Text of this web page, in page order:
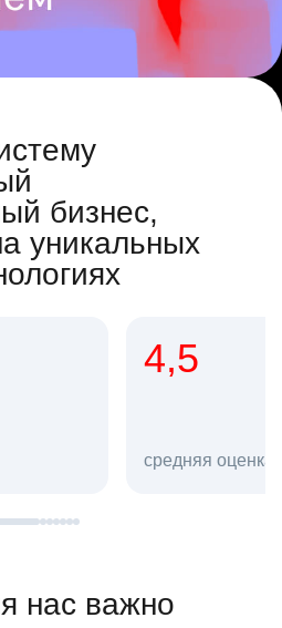
бизнес,
уникальных
работодателя **
в hh.ru
нас важно